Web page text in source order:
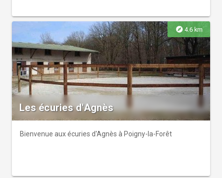
explore 4.6 km
Les écuries d'Agnès
Bienvenue aux écuries d'Agnès à Poigny-la-Forêt